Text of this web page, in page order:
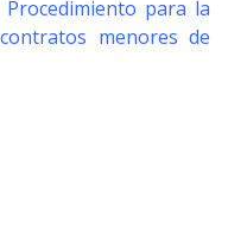
Procedimiento para la
menores de